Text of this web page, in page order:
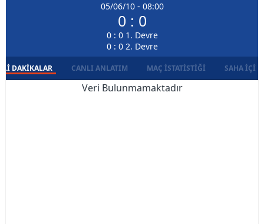
05/06/10 - 08:00
0 : 0
0 : 0 1. Devre
0 : 0 2. Devre
DAKIKALAR CANLI ANLATIM MAÇ İSTATISTIĞI SAHA İÇI
Veri Bulunmamaktadır